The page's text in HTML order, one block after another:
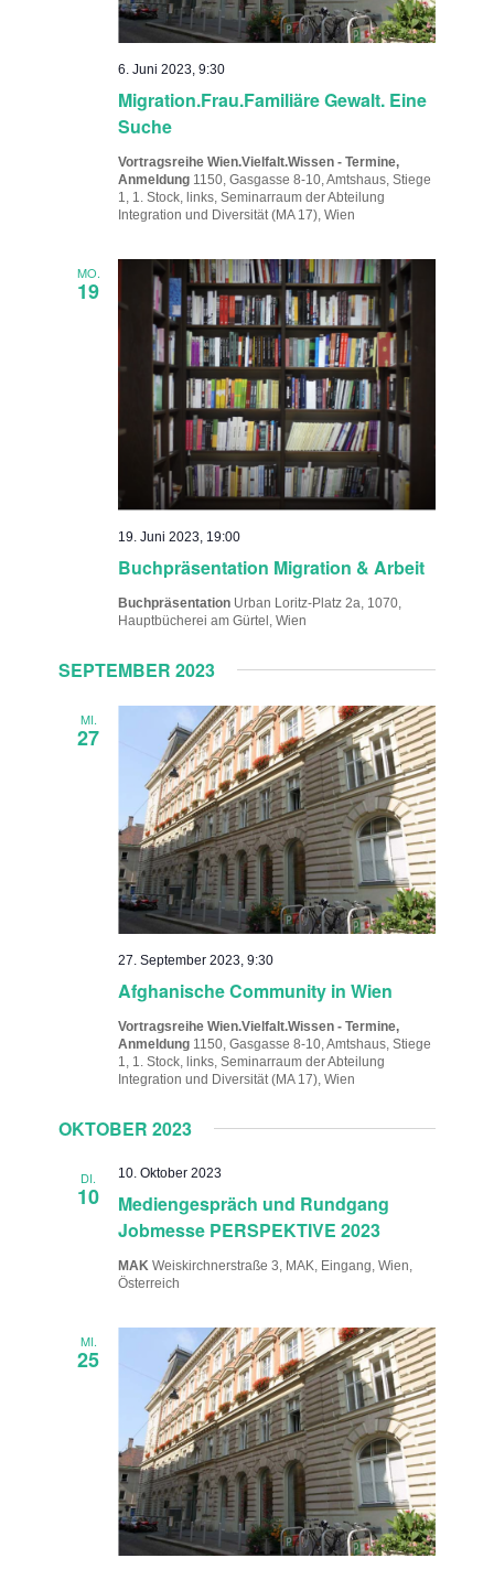
Migration.Frau.Familiäre Gewalt. Eine
Suche
6. Juni 2023, 9:30
Vortragsreihe Wien.Vielfalt.Wissen - Termine,
Anmeldung 1150, Gasgasse 8-10, Amtshaus, Stiege
1, 1. Stock, links, Seminarraum der Abteilung
Integration und Diversität (MA 17), Wien
MO.
19
Buchpräsentation Migration & Arbeit
19. Juni 2023, 19:00
Buchpräsentation Urban Loritz-Platz 2a, 1070,
Hauptbücherei am Gürtel, Wien
SEPTEMBER 2023
MI.
27
Afghanische Community in Wien
27. September 2023, 9:30
Vortragsreihe Wien.Vielfalt.Wissen - Termine,
Anmeldung 1150, Gasgasse 8-10, Amtshaus, Stiege
1, 1. Stock, links, Seminarraum der Abteilung
Integration und Diversität (MA 17), Wien
OKTOBER 2023
DI.
10
Mediengespräch und Rundgang
Jobmesse PERSPEKTIVE 2023
10. Oktober 2023
MAKWeiskirchnerstraße 3, MAK, Eingang, Wien,
Österreich
MI.
25